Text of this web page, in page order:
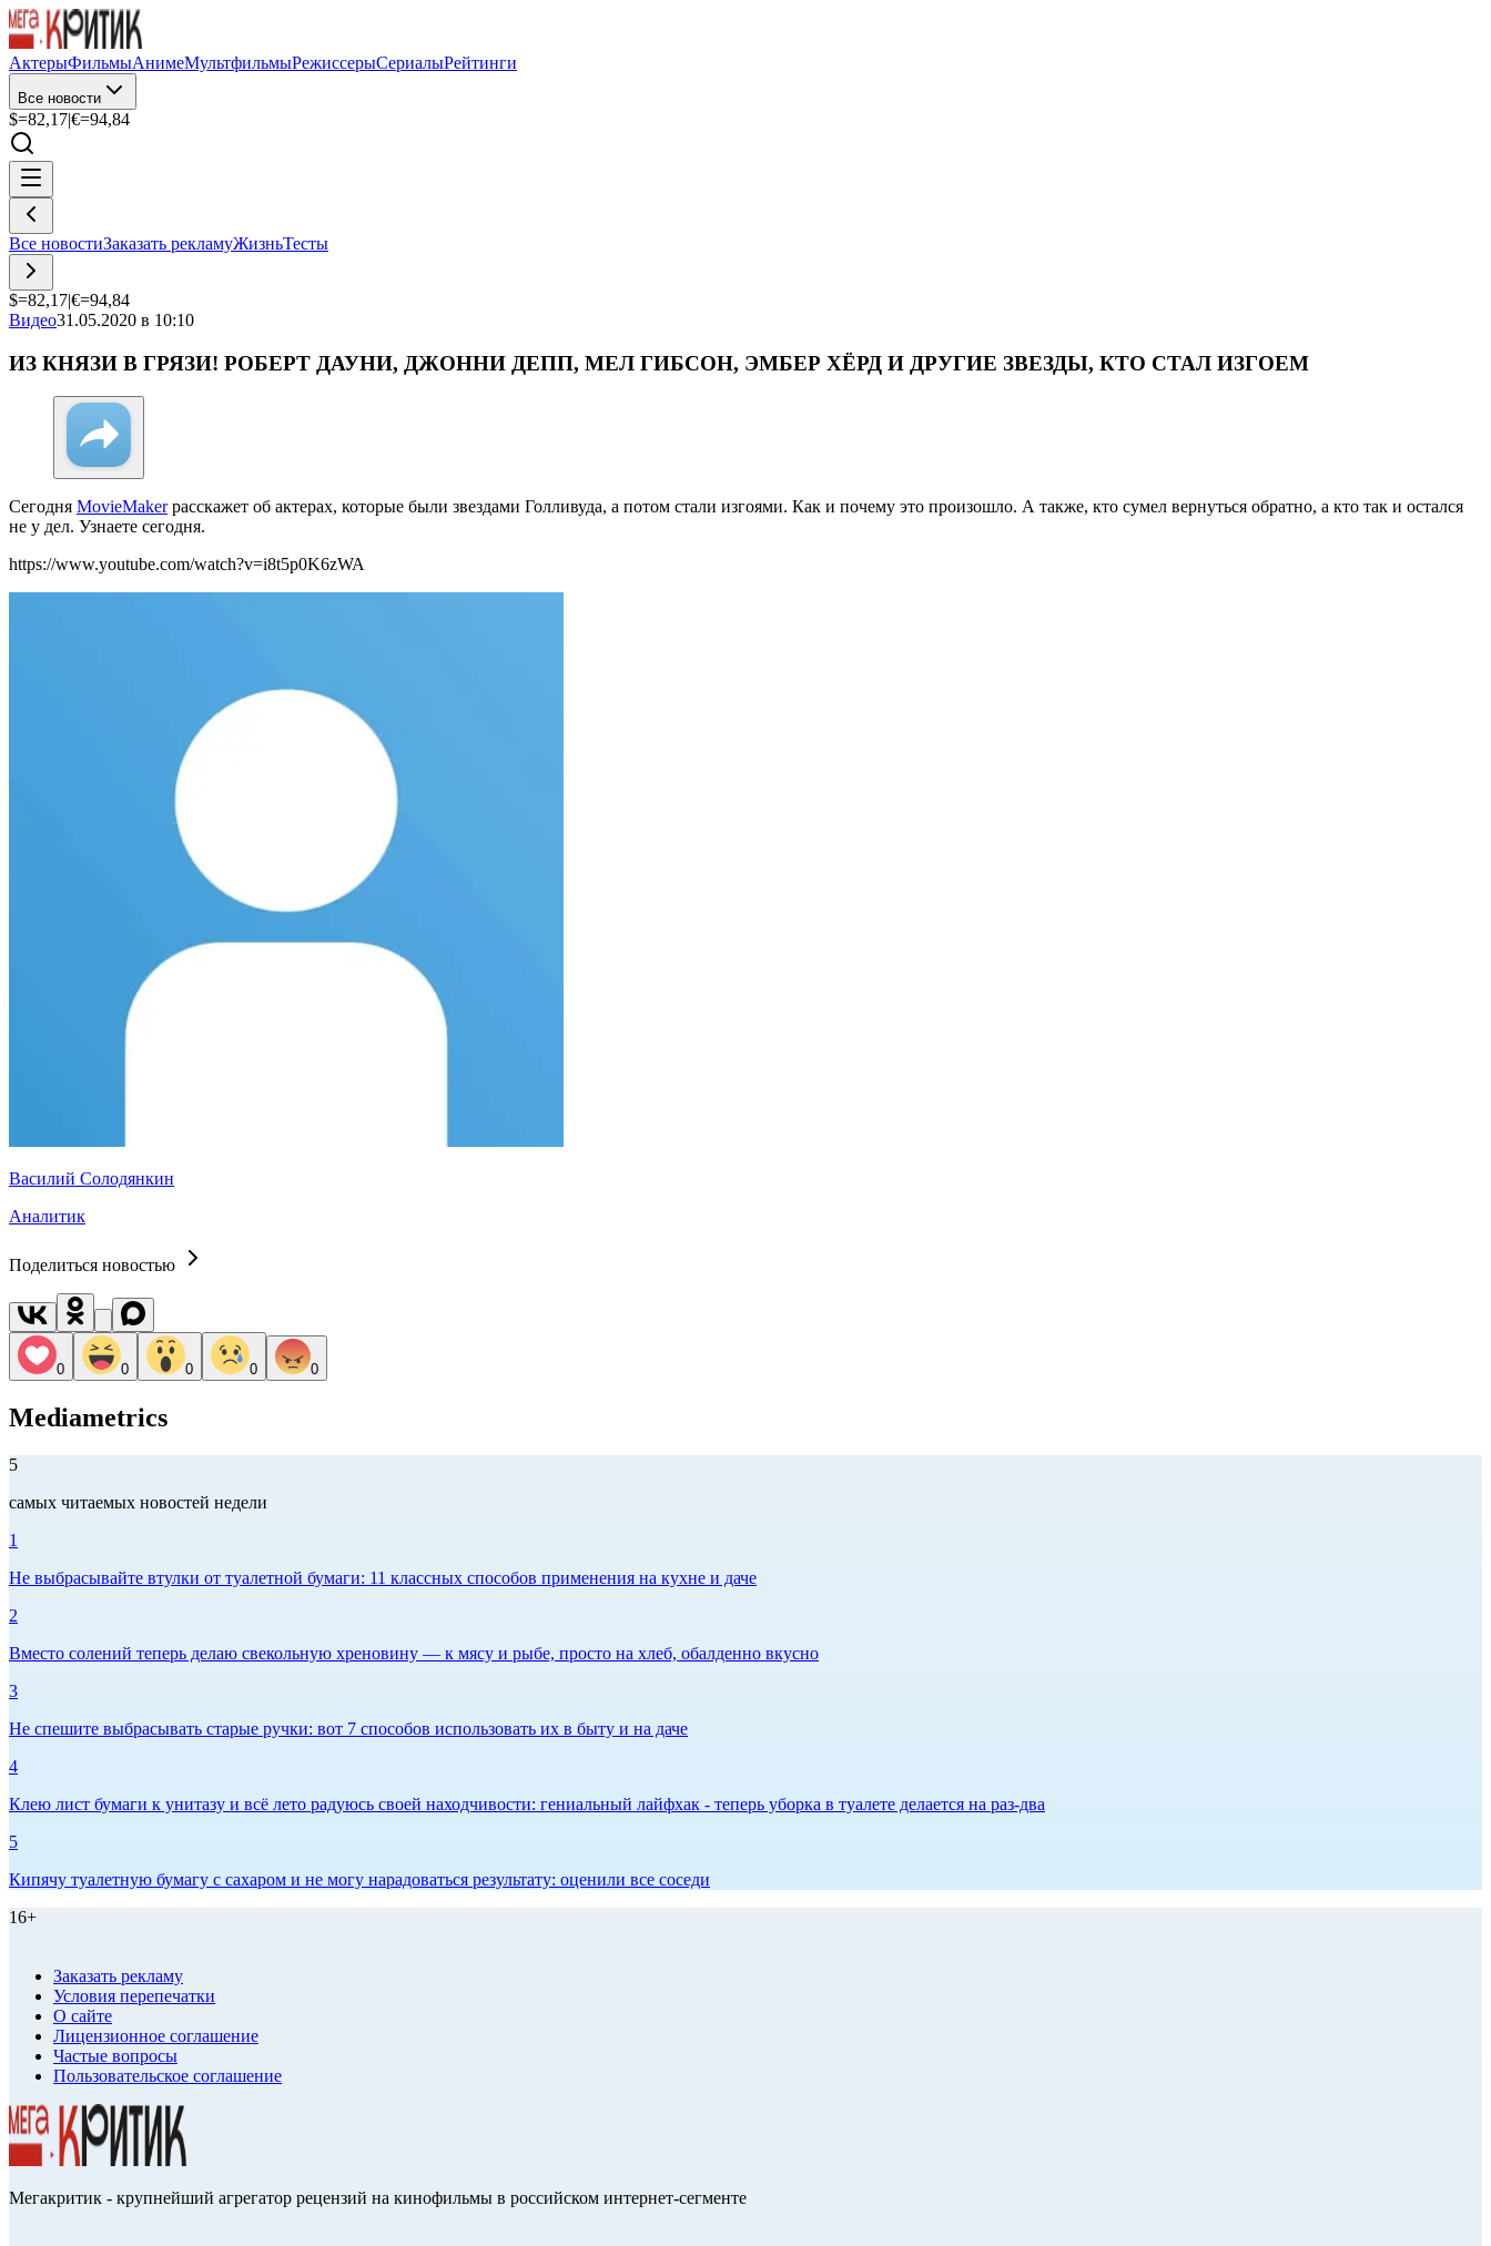
АктерыФильмыАнимеМультфильмыРежиссерыСериалыРейтинги
Все новости
$=82,17|€=94,84
Все новостиЗаказать рекламуЖизньТесты
$=82,17|€=94,84
Видео31.05.2020 в 10:10
ИЗ КНЯЗИ В ГРЯЗИ! РОБЕРТ ДАУНИ, ДЖОННИ ДЕПП, МЕЛ ГИБСОН, ЭМБЕР ХЁРД И ДРУГИЕ ЗВЕЗДЫ, КТО СТАЛ ИЗГОЕМ
Сегодня MovieMakerрасскажет об актерах, которые были звездами Голливуда, а потом стали изгоями. Как и почему это произошло. А также, кто сумел вернуться обратно, а кто так и остался
не у дел. Узнаете сегодня.
https://www.youtube.com/watch?v=i8t5p0K6zWA
Василий Солодянкин
Аналитик
Поделиться новостью
0 0 0 0 0
Mediametrics
5
самых читаемых новостей недели
1
Не выбрасывайте втулки от туалетной бумаги: 11 классных способов применения на кухне и даче
2
Вместо солений теперь делаю свекольную хреновину — к мясу и рыбе, просто на хлеб, обалденно вкусно
3
Не спешите выбрасывать старые ручки: вот 7 способов использовать их в быту и на даче
4
Клею лист бумаги к унитазу и всё лето радуюсь своей находчивости: гениальный лайфхак - теперь уборка в туалете делается на раз-два
5
Кипячу туалетную бумагу с сахаром и не могу нарадоваться результату: оценили все соседи
16+
Заказать рекламу
Условия перепечатки
О сайте
Лицензионное соглашение
Частые вопросы
Пользовательское соглашение
Мегакритик - крупнейший агрегатор рецензий на кинофильмы в российском интернет-сегменте